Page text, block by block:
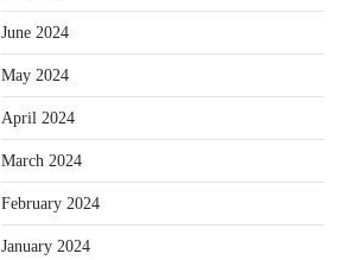
June 2024
May 2024
April 2024
March 2024
February 2024
January 2024